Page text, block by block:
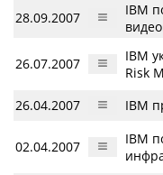
28.09.2007
IBM
26.07.2007
IBM
Risk
26.04.2007 IBM
02.04.2007
IBM